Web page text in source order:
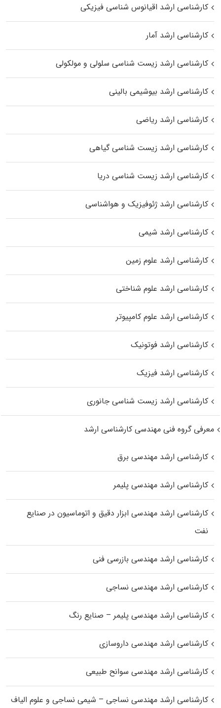
کارشناسی ارشد اقیانوس‌ شناسی فیزیکی
کارشناسی ارشد آمار
کارشناسی ارشد زیست شناسی سلولی و مولکولی
کارشناسی ارشد بیوشیمی بالینی
کارشناسی ارشد ریاضی
کارشناسی ارشد زیست‌ شناسی گیاهی
کارشناسی ارشد زیست‌ شناسی دریا
کارشناسی ارشد ژئوفیزیک و هواشناسی
کارشناسی ارشد شیمی
کارشناسی ارشد علوم زمین
کارشناسی ارشد علوم شناختی
کارشناسی ارشد علوم کامپیوتر
کارشناسی ارشد فوتونیک
کارشناسی ارشد فیزیک
کارشناسی ارشد زیست‌ شناسی جانوری
معرفی گروه فنی مهندسی کارشناسی ارشد
کارشناسی ارشد مهندسی برق
کارشناسی ارشد مهندسی پلیمر
کارشناسی ارشد مهندسی ابزار دقیق و اتوماسیون در صنایع
نفت
کارشناسی ارشد مهندسی بازرسی فنی
کارشناسی ارشد مهندسی نساجی
کارشناسی ارشد مهندسی پلیمر – صنایع رنگ
کارشناسی ارشد مهندسی داروسازی
کارشناسی ارشد مهندسی سوانح طبیعی
کارشناسی ارشد مهندسی نساجی – شیمی نساجی و علوم الیاف